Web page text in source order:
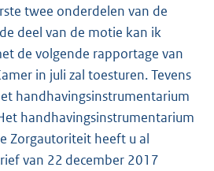
twee onderdelen van de
deel van de motie kan ik
de volgende rapportage van
in juli zal toesturen. Tevens
handhavingsinstrumentarium
handhavingsinstrumentarium
Zorgautoriteit heeft u al
van 22 december 2017